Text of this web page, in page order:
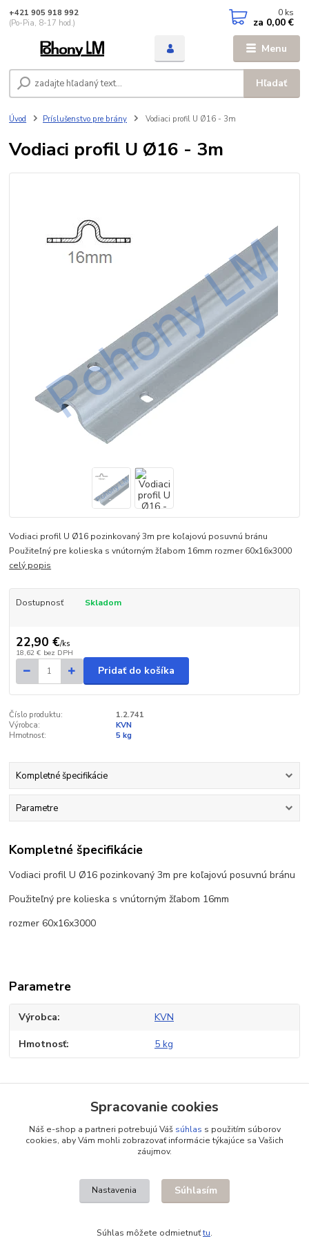
Menu
Hľadať
+421 905 918 992
(Po-Pia, 8-17 hod.)
0 ks
za 0,00 €
Úvod Príslušenstvo pre brány Vodiaci profil U Ø16 - 3m
Vodiaci profil U Ø16 - 3m
Vodiaci profil U Ø16 pozinkovaný 3m pre koľajovú posuvnú bránu
Použiteľný pre kolieska s vnútorným žľabom 16mm rozmer 60x16x3000
celý popis
Dostupnosť Skladom
22,90 €/ks
18,62 € bez DPH
Pridať do košíka
Číslo produktu:
1.2.741
Výrobca:
KVN
Hmotnosť:
5 kg
Kompletné špecifikácie
Parametre
Kompletné špecifikácie
Vodiaci profil U Ø16 pozinkovaný 3m pre koľajovú posuvnú bránu
Použiteľný pre kolieska s vnútorným žľabom 16mm
rozmer 60x16x3000
Parametre
Výrobca KVN
Hmotnosť 5 kg
Tovar zaradený v kategóriách
Príslušenstvo pre brány
Pohony pre posuvné brány
Spracovanie cookies
Náš e-shop a partneri potrebujú Váš súhlas s použitím súborov
cookies, aby Vám mohli zobrazovať informácie týkajúce sa Vašich
záujmov.
Nastavenia Súhlasím
Súhlas môžete odmietnuťtu.